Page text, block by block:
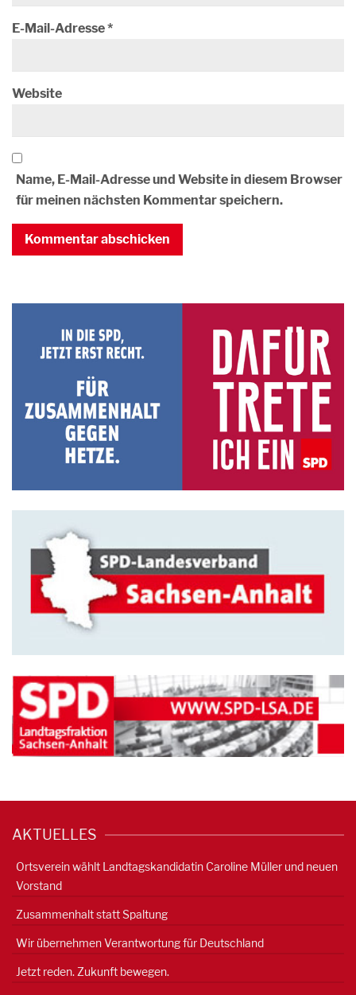
E-Mail-Adresse*
Website
Name, E-Mail-Adresse und Website in diesem Browser
für meinen nächsten Kommentar speichern.
AKTUELLES
Ortsverein wählt Landtagskandidatin Caroline Müller und neuen
Vorstand
Zusammenhalt statt Spaltung
Wir übernehmen Verantwortung für Deutschland
Jetzt reden. Zukunft bewegen.